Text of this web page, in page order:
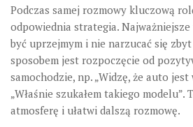
Podczas samej rozmowy kluczową
odpowiednia strategia.
być uprzejmym i nie narzucać się
sposobem jest rozpoczęcie od
samochodzie, np. „Widzę, że auto
„Właśnie szukałem takiego
atmosferę i ułatwi dalszą rozmowę.